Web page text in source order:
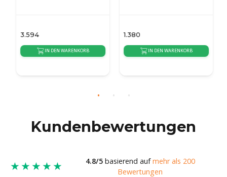
3.594
IN DEN WARENKORB
{auto_delivery_time}
1.380
IN DEN WARENKORB
{auto_delivery_time}
Kundenbewertungen
★★★★★ 4.8/5basierend aufmehr als 200
Bewertungen